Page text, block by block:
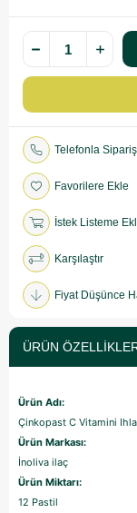
Telefonla Sipariş
Favorilere Ekle
İstek Listeme
Karşılaştır
Fiyat Düşünce
ÜRÜN
Ürün Adı:
Çinkopast C Vitamini
Ürün Markası:
İnoliva ilaç
Ürün Miktarı:
12 Pastil